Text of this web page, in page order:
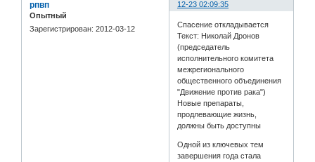
12-23 02:09:35
рпвп
Опытный
Зарегистрирован: 2012-03-12
Спасение откладывается
Текст: Николай Дронов
(председатель
исполнительного комитета
межрегионального
общественного объединения
"Движение против рака")
Новые препараты,
продлевающие жизнь,
должны быть доступны
Одной из ключевых тем
завершения года стала